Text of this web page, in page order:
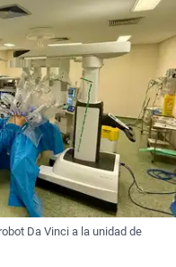
Da Vinci a la unidad de